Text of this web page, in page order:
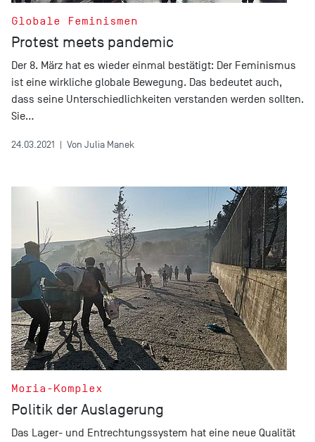
Globale Feminismen
Protest meets pandemic
Der 8. März hat es wieder einmal bestätigt: Der Feminismus
ist eine wirkliche globale Bewegung. Das bedeutet auch,
dass seine Unterschiedlichkeiten verstanden werden sollten.
Sie…
24.03.2021 | Von Julia Manek
Moria-Komplex
Politik der Auslagerung
Das Lager- und Entrechtungssystem hat eine neue Qualität